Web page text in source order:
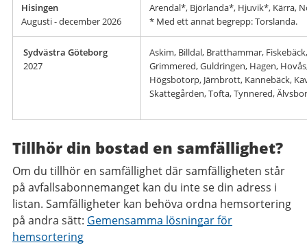
Hisingen
Augusti - december2026
Arendal*, Björlanda*, Hjuvik*, Kärra,
* Med ett annat begrepp: Torslanda.
Sydvästra Göteborg
2027
Askim, Billdal, Bratthammar,
Grimmered, Guldringen, Hagen,
Högsbotorp, Järnbrott, Kannebäck,
Skattegården, Tofta, Tynnered,
Tillhör din bostad en samfällighet?
Om du tillhör en samfällighet där samfälligheten står
på avfallsabonnemanget kan du inte se din adress i
listan. Samfälligheter kan behöva ordna hemsortering
på andra sätt: Gemensamma lösningar för
hemsortering